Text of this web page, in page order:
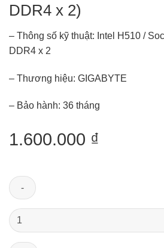
DDR4 x 2)
– Thông số kỹ thuật: Intel H510 /
DDR4 x 2
– Thương hiệu: GIGABYTE
– Bảo hành: 36 tháng
1.600.000 ₫
Mainboard
GIGABYTE
H510M